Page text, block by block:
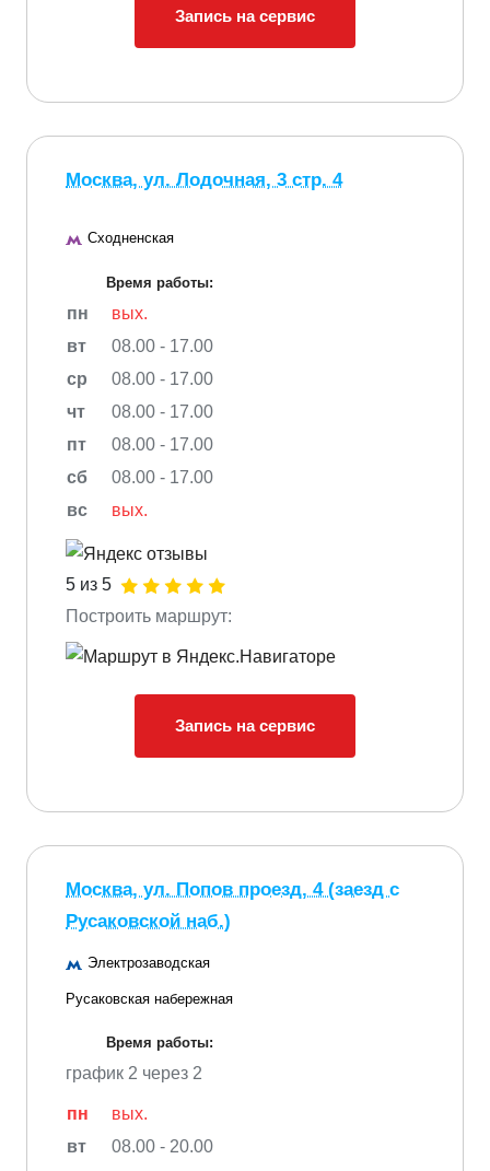
Запись на сервис
Москва, ул. Лодочная, 3 стр. 4
Сходненская
Время работы:
пн
вых.
вт
08.00 - 17.00
ср
08.00 - 17.00
чт
08.00 - 17.00
пт
08.00 - 17.00
сб
08.00 - 17.00
вс
вых.
5 из 5
Построить маршрут:
Запись на сервис
Москва, ул. Попов проезд, 4 (заезд с
Русаковской наб.)
Электрозаводская
Русаковская набережная
Время работы:
график 2 через 2
пн
вых.
вт
08.00 - 20.00